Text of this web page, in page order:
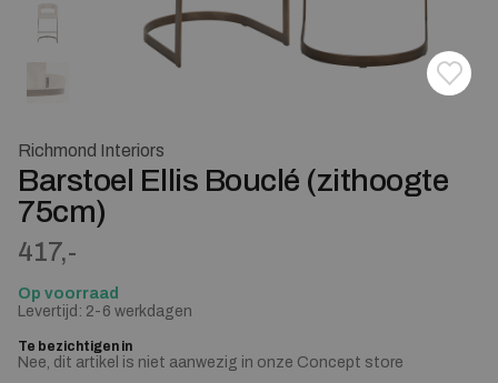
Richmond Interiors
Barstoel Ellis Bouclé (zithoogte
75cm)
417,-
Op voorraad
Levertijd: 2-6 werkdagen
Te bezichtigen in
Nee, dit artikel is niet aanwezig in onze Concept store